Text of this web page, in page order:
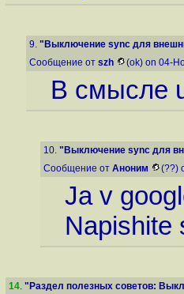
9. "Выключение sync для
Сообщение от szh (ok) on 04-
В смысле
10. "Выключение sync для
Сообщение от Аноним (??)
Ja v
Napishite
14. "Раздел полезных советов: